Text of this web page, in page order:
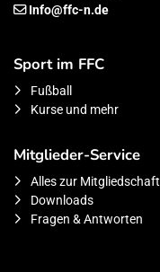
Info@ffc-n.de
Sport im FFC
Fußball
Kurse und mehr
Mitglieder-Service
Alles zur Mitgliedschaft
Downloads
Fragen & Antworten